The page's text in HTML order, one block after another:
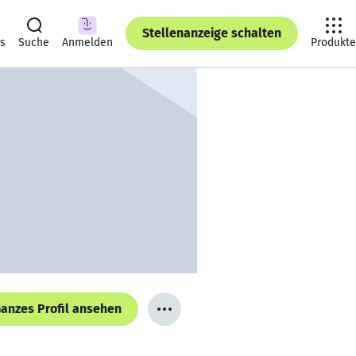
Suche Anmelden
Stellenanzeige schalten
Produkte
Profil ansehen